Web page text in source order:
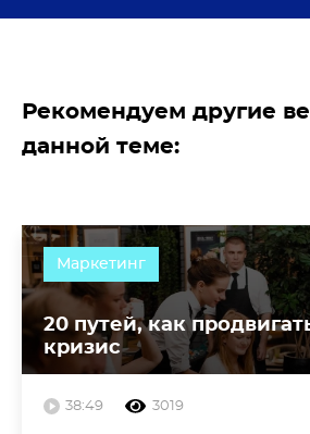
Рекомендуем другие
данной теме:
Маркетинг
20 путей, как
кризис
38:49 3019